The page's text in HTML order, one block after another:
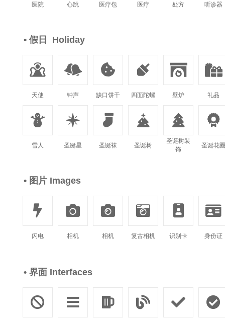
医院 心跳 医疗包 医疗 处方 听诊器
天使 钟声 缺口饼干 四面陀螺 壁炉 礼品
雪人 圣诞星 圣诞袜 圣诞树
圣诞树装
饰
圣诞花圈
闪电 相机 相机 复古相机 识别卡 身份证
• 假日 Holiday
• 图片 Images
• 界面 Interfaces
     
     
     
     